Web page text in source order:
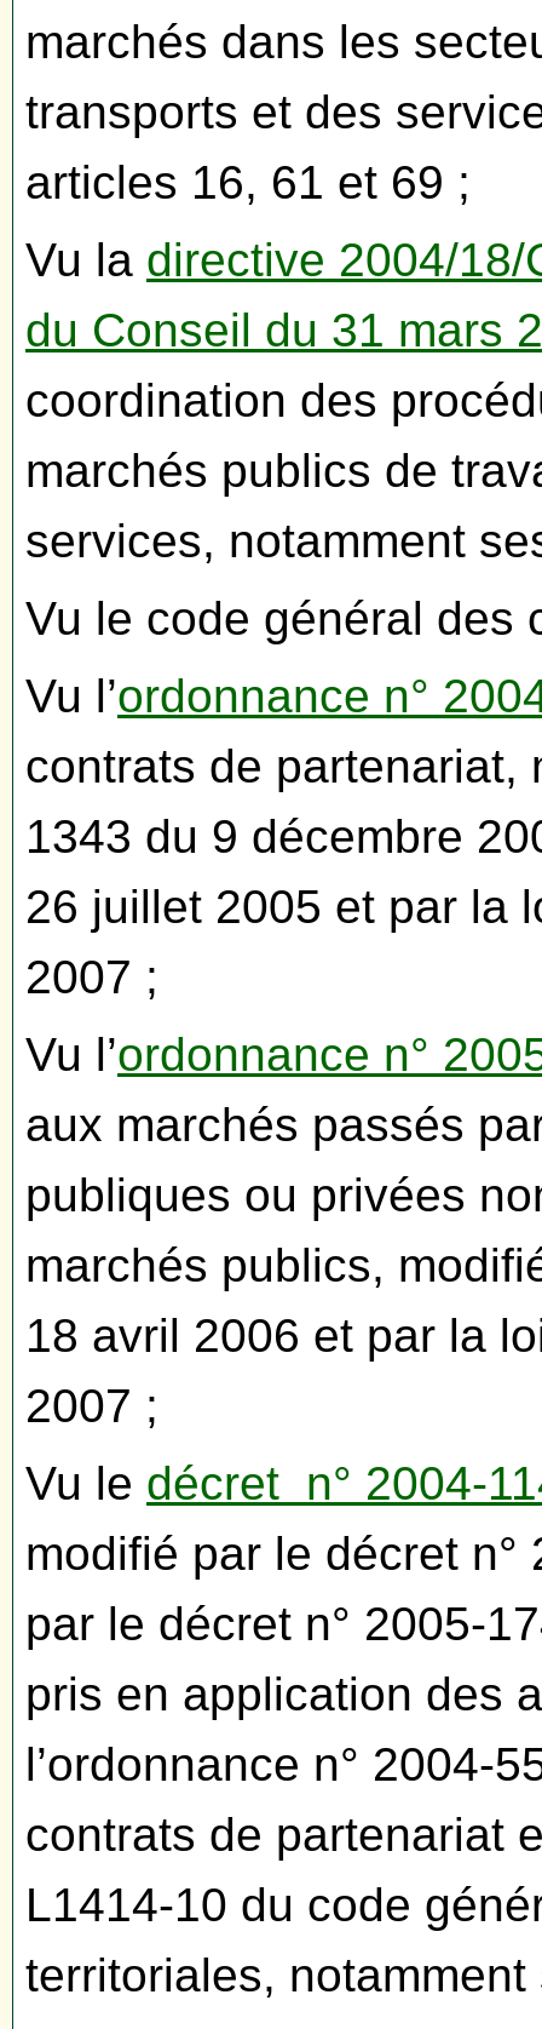
marchés dans les
transports et des
articles 16, 61 et 69 ;
Vu la directive 2004/
du Conseil du 31 mars
coordination des
marchés publics de
services, notamment
Vu le code général des
Vu l’ordonnance n°
contrats de partenariat,
1343 du 9 décembre
26 juillet 2005 et par la
2007 ;
Vu l’ordonnance n°
aux marchés passés
publiques ou privées
marchés publics,
18 avril 2006 et par la
2007 ;
Vu le décret n° 2004-
modifié par le décret
par le décret n° 2005-
pris en application des
l’ordonnance n° 2004-
contrats de partenariat
L1414-10 du code
territoriales,